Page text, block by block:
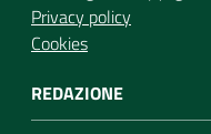
Privacy policy
Cookies
REDAZIONE